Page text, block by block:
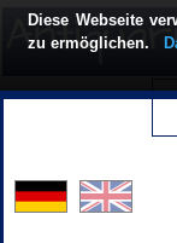
Diese Webseite
zu ermöglichen.